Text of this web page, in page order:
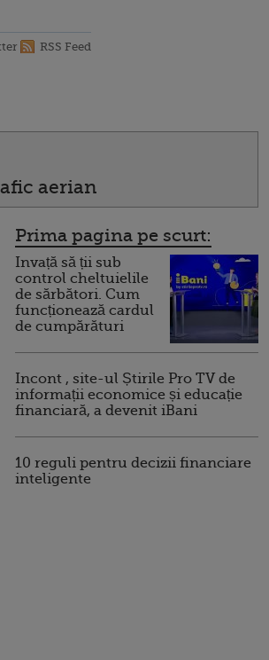
RSS Feed
aerian
Prima pagina pe scurt:
Invață să ții sub
control cheltuielile
de sărbători. Cum
funcționează cardul
de cumpărături
Incont , site-ul Știrile Pro TV de
informații economice și educație
financiară, a devenit iBani
10 reguli pentru decizii financiare
inteligente